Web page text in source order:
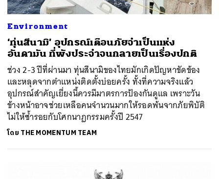
Environment
‘ทุ่นสึนามิ’ อุปกรณ์เตือนภัยจำเป็นแห่ง
อันดามัน ที่พังประจำจนกลายเป็นเรื่องปกติ
ช่วง 2-3 ปีที่ผ่านมา ทุ่นสึนามิของไทยมักเกิดปัญหาขัดข้อง
และหลุดจากตำแหน่งติดตั้งบ่อยครั้ง ทั้งที่ความจริงแล้ว
อุปกรณ์สำคัญเยี่ยงนี้ควรมีมาตรการป้องกันดูแล เพราะวัน
ข้างหน้าอาจช่วยเหลือคนจำนวนมากให้รอดพ้นจากภัยพิบัติ
ไม่ให้ซ้ำรอยกับโศกนาฏกรรมครั้งปี 2547
โดย THE MOMENTUM TEAM
SHARE TWEET LINE EMAIL